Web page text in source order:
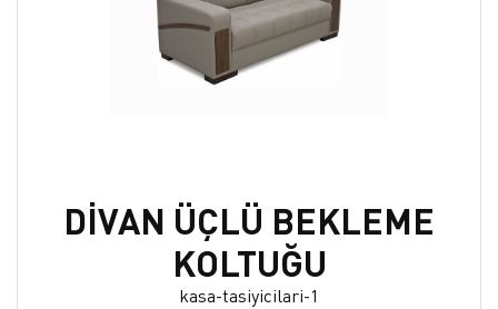
DİVAN ÜÇLÜ BEKLEME
KOLTUĞU
kasa-tasiyicilari-1